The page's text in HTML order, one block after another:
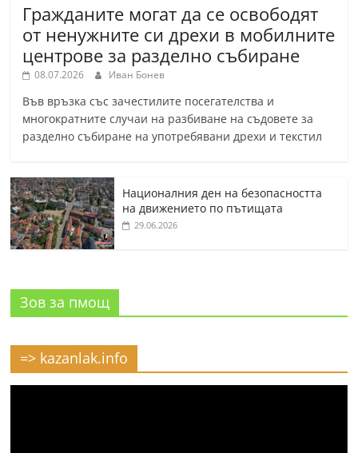
Гражданите могат да се освободят
от ненужните си дрехи в мобилните
центрове за разделно събиране
08.07.2026 Иван Бонев
Във връзка със зачестилите посегателства и
многократните случаи на разбиване на съдовете за
разделно събиране на употребявани дрехи и текстил
Националния ден на безопасността
на движението по пътищата
29.06.2026
Зов за пмощ
=> kazanlak.info